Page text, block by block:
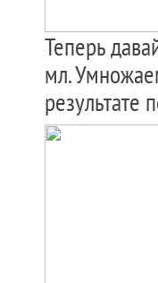
Теперь
мл.
результате